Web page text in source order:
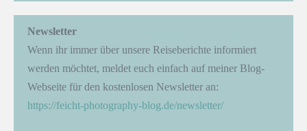
Newsletter
Wenn ihr immer über unsere Reiseberichte informiert
werden möchtet, meldet euch einfach auf meiner Blog-
Webseite für den kostenlosen Newsletter an:
https://feicht-photography-blog.de/newsletter/